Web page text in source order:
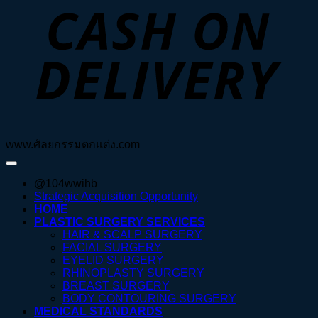
www.ศัลยกรรมตกแต่ง.com
@104wwihb
Strategic Acquisition Opportunity
HOME
PLASTIC SURGERY SERVICES
HAIR & SCALP SURGERY
FACIAL SURGERY
EYELID SURGERY
RHINOPLASTY SURGERY
BREAST SURGERY
BODY CONTOURING SURGERY
MEDICAL STANDARDS